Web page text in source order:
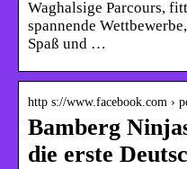
Waghalsige Parcours,
spannende
Spaß und …
http s://www.facebook.com ›
Bamberg
die erste